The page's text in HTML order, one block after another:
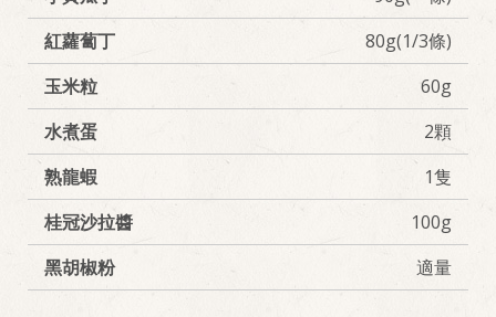
紅蘿蔔丁
80g(1/3條)
玉米粒
60g
水煮蛋
2顆
熟龍蝦
1隻
桂冠沙拉醬
100g
黑胡椒粉
適量